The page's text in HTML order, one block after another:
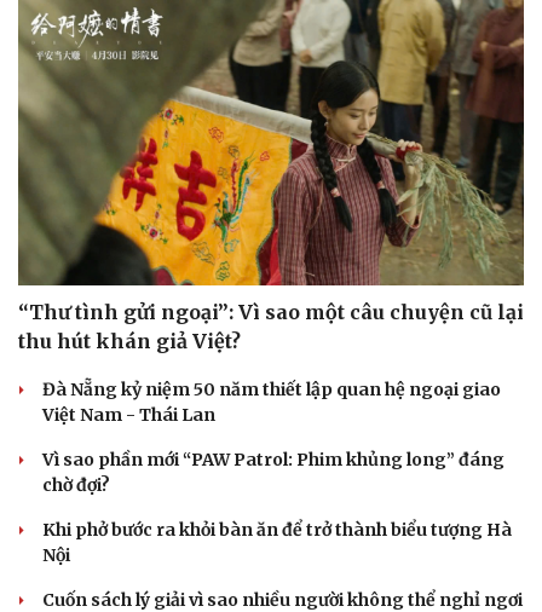
Doanh nghiệp
Thông tin doanh nghiệp
Doanh nghiệp 24h
Doanh nhân
Vì cộng đồng
Công nghệ
Sành điệu
Tin Công nghệ
Trải nghiệm
Chuyển đổi số
“Thư tình gửi ngoại”: Vì sao một câu chuyện cũ lại
thu hút khán giả Việt?
Đà Nẵng kỷ niệm 50 năm thiết lập quan hệ ngoại giao
Việt Nam - Thái Lan
Vì sao phần mới “PAW Patrol: Phim khủng long” đáng
chờ đợi?
Khi phở bước ra khỏi bàn ăn để trở thành biểu tượng Hà
Nội
Cuốn sách lý giải vì sao nhiều người không thể nghỉ ngơi